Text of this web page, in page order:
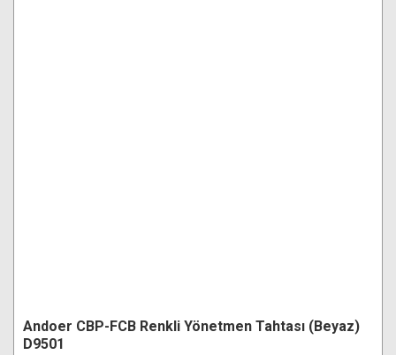
Andoer CBP-FCB Renkli Yönetmen Tahtası (Beyaz)
D9501